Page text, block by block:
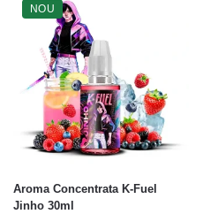
NOU
Aroma Concentrata K-Fuel
Jinho 30ml